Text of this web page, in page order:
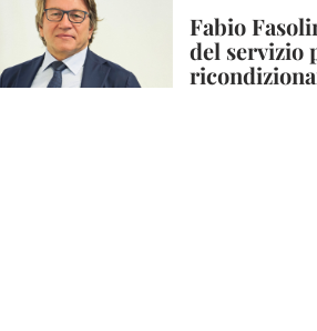
Fabio
del servizio